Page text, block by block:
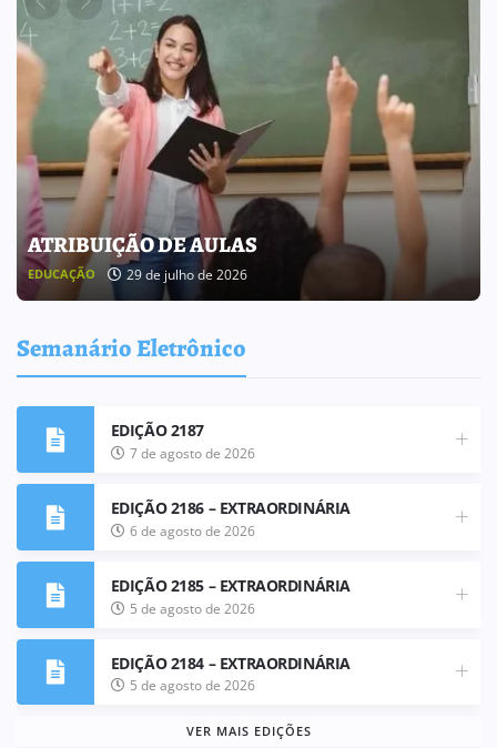
ATRIBUIÇÃO DE AULAS
EDUCAÇÃO 29 de julho de 2026
Semanário Eletrônico
EDIÇÃO 2187
7 de agosto de 2026
EDIÇÃO 2186 – EXTRAORDINÁRIA
6 de agosto de 2026
EDIÇÃO 2185 – EXTRAORDINÁRIA
5 de agosto de 2026
EDIÇÃO 2184 – EXTRAORDINÁRIA
5 de agosto de 2026
VER MAIS EDIÇÕES